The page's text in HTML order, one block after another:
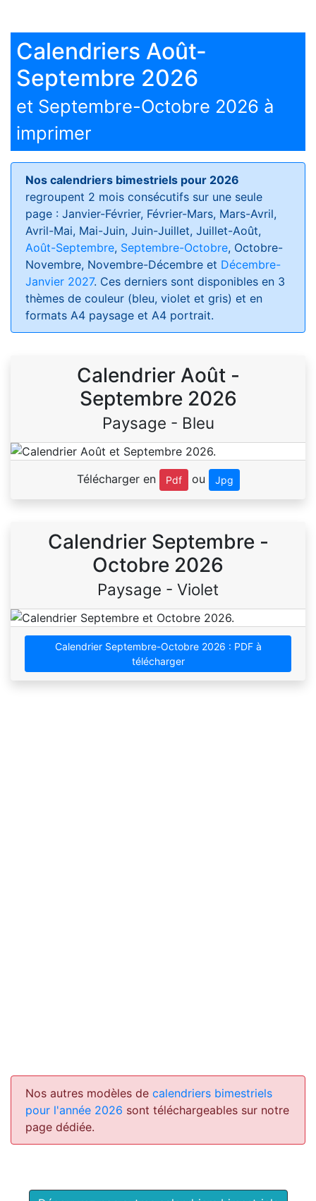
Calendriers Août-
Septembre 2026
et Septembre-Octobre 2026 à
imprimer
Nos calendriers bimestriels pour 2026
regroupent 2 mois consécutifs sur une seule
page : Janvier-Février, Février-Mars, Mars-Avril,
Avril-Mai, Mai-Juin, Juin-Juillet, Juillet-Août,
Août-Septembre, Septembre-Octobre, Octobre-
Novembre, Novembre-Décembre et Décembre-
Janvier 2027. Ces derniers sont disponibles en 3
thèmes de couleur (bleu, violet et gris) et en
formats A4 paysage et A4 portrait.
Calendrier Août -
Septembre 2026
Paysage - Bleu
Télécharger en Pdf ou Jpg
Calendrier Septembre -
Octobre 2026
Paysage - Violet
Calendrier Septembre-Octobre 2026 : PDF à
télécharger
Nos autres modèles de calendriers bimestriels
pour l'année 2026 sont téléchargeables sur notre
page dédiée.